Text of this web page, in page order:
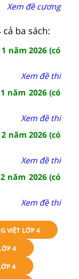
Xem đề cương
ba sách:
năm 2026 (có
Xem đề thi
năm 2026 (có
Xem đề thi
năm 2026 (có
Xem đề thi
năm 2026 (có
Xem đề thi
VIỆT LỚP 4
4
4